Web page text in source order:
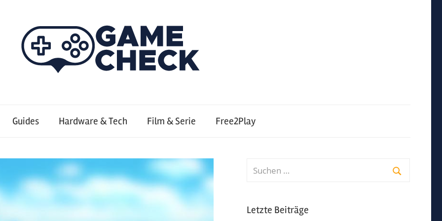
Guides Hardware & Tech Film & Serie Free2Play
Suchen
Letzte Beiträge